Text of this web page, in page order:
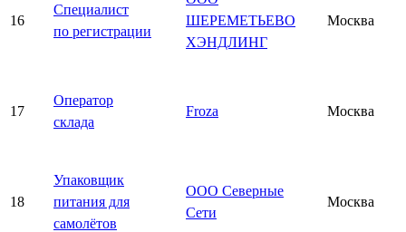
16
Специалист
по регистрации
ШЕРЕМЕТЬЕВО
ХЭНДЛИНГ
Москва
17
Оператор
склада
Froza Москва
18
Упаковщик
питания для
самолётов
ООО Северные
Сети
Москва